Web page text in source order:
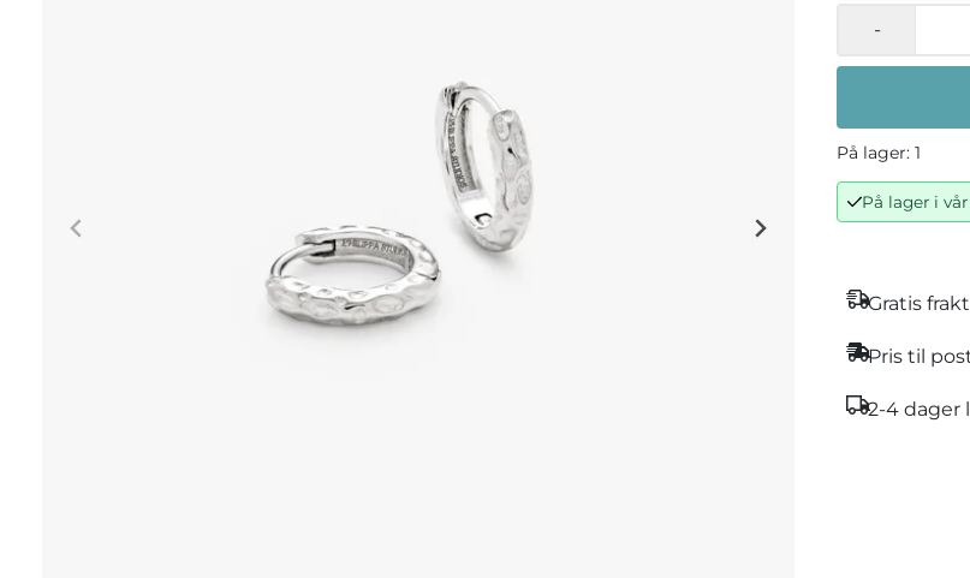
-
På lager: 1
På lager i
Gratis
Pris til
2-4 dager